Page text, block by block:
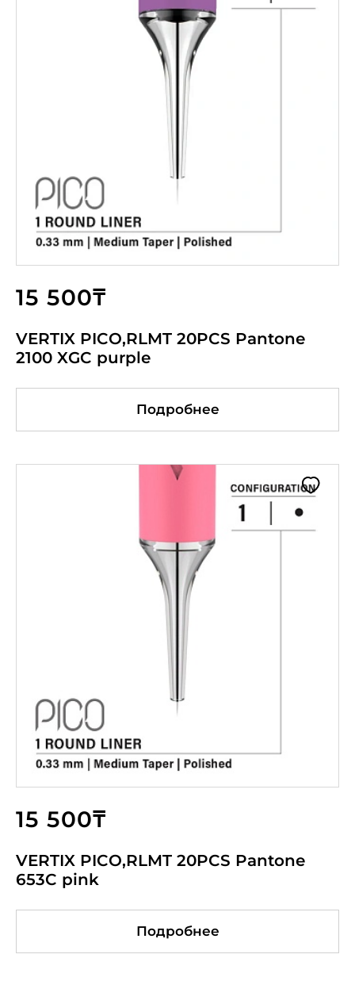
15 500₸
VERTIX PICO,RLMT 20PCS Pantone
2100 XGC purple
Подробнее
15 500₸
VERTIX PICO,RLMT 20PCS Pantone
653C pink
Подробнее